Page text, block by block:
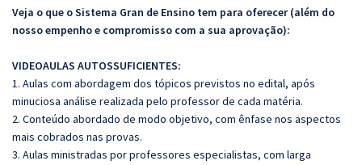
Veja o que o Sistema Gran de Ensino tem para oferecer (além do
nosso empenho e compromisso com a sua aprovação):
VIDEOAULAS AUTOSSUFICIENTES:
1. Aulas com abordagem dos tópicos previstos no edital, após
minuciosa análise realizada pelo professor de cada matéria.
2. Conteúdo abordado de modo objetivo, com ênfase nos aspectos
mais cobrados nas provas.
3. Aulas ministradas por professores especialistas, com larga